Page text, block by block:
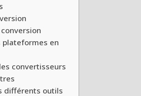
plateformes en
convertisseurs
différents outils